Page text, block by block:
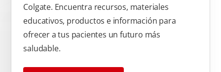
Colgate. Encuentra recursos, materiales
educativos, productos e información para
ofrecer a tus pacientes un futuro más
saludable.